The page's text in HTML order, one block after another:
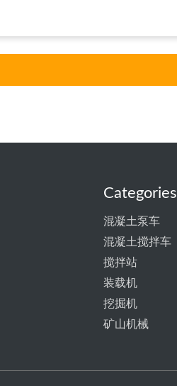
Categories
混凝土泵车
混凝土搅拌车
搅拌站
装载机
挖掘机
矿山机械